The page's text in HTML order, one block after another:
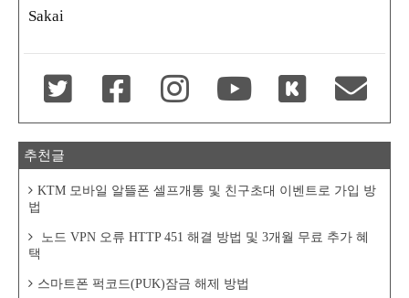
Sakai
추천글
KTM 모바일 알뜰폰 셀프개통 및 친구초대 이벤트로 가입 방
법
노드 VPN 오류 HTTP 451 해결 방법 및 3개월 무료 추가 혜
택
스마트폰 퍽코드(PUK)잠금 해제 방법